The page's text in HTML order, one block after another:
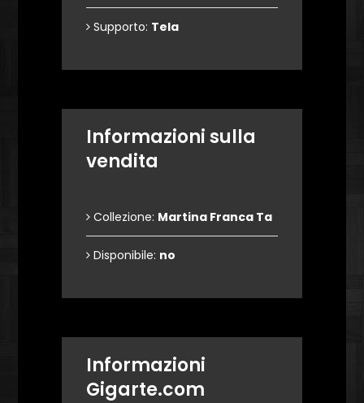
Supporto: Tela
Informazioni sulla
vendita
Collezione: Martina Franca Ta
Disponibile: no
Informazioni
Gigarte.com